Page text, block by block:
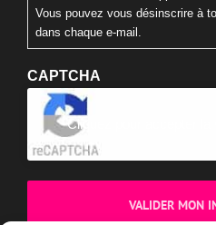
Vous pouvez vous désinscrire à
dans chaque e-mail.
CAPTCHA
Cliquez pour accepter la